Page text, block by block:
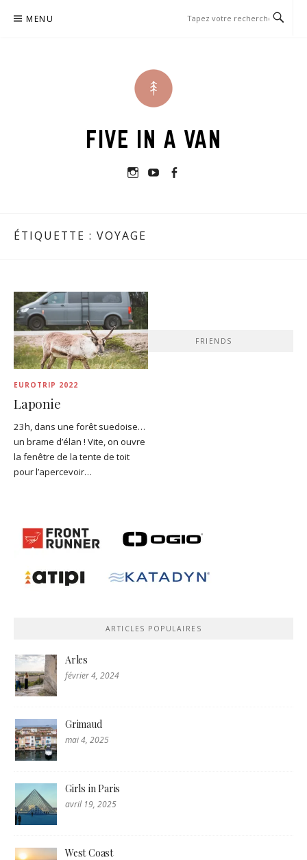
MENU
FIVE IN A VAN
Instagram
Youtube
ÉTIQUETTE : VOYAGE
EUROTRIP 2022
Laponie
23h, dans une forêt suedoise…
un brame d’élan ! Vite, on ouvre
la fenêtre de la tente de toit
pour l’apercevoir…
FRIENDS
ARTICLES POPULAIRES
Arles
février 4, 2024
Grimaud
mai 4, 2025
Girls in Paris
avril 19, 2025
West Coast